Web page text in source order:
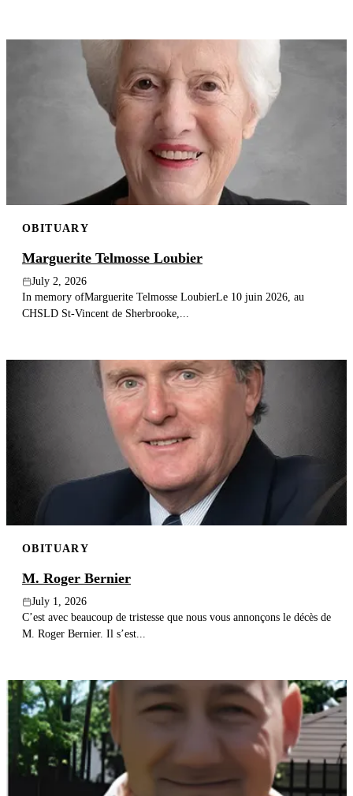
OBITUARY
Marguerite Telmosse Loubier
July 2, 2026
In memory ofMarguerite Telmosse LoubierLe 10 juin 2026, au
CHSLD St-Vincent de Sherbrooke,...
OBITUARY
M. Roger Bernier
July 1, 2026
C’est avec beaucoup de tristesse que nous vous annonçons le décès de
M. Roger Bernier. Il s’est...